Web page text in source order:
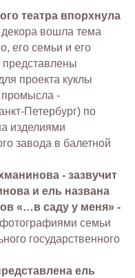
театра впорхнула
вошла тема
его семьи и его
проекта куклы
промысла -
Петербург) по
изделиями
завода в балетной
- зазвучит
и ель названа
«…в саду у меня» -
семьи
государственного
ель